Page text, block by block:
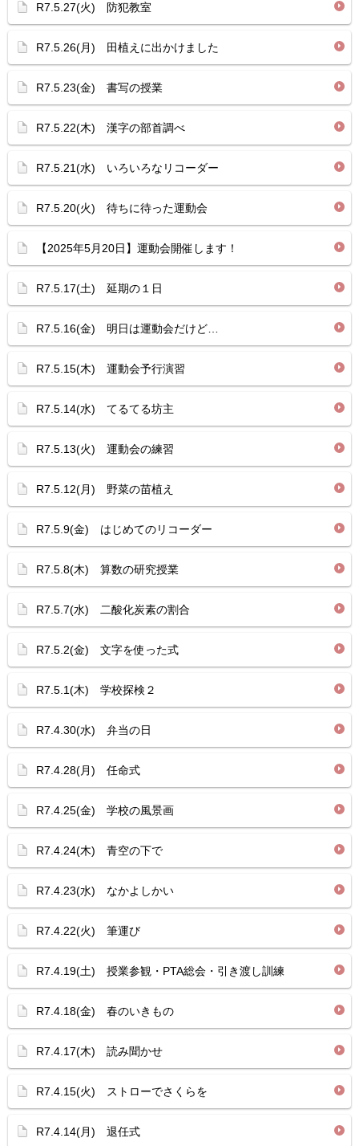
R7.5.27(火) 防犯教室
R7.5.26(月) 田植えに出かけました
R7.5.23(金) 書写の授業
R7.5.22(木) 漢字の部首調べ
R7.5.21(水) いろいろなリコーダー
R7.5.20(火) 待ちに待った運動会
【2025年5月20日】運動会開催します！
R7.5.17(土) 延期の１日
R7.5.16(金) 明日は運動会だけど…
R7.5.15(木) 運動会予行演習
R7.5.14(水) てるてる坊主
R7.5.13(火) 運動会の練習
R7.5.12(月) 野菜の苗植え
R7.5.9(金) はじめてのリコーダー
R7.5.8(木) 算数の研究授業
R7.5.7(水) 二酸化炭素の割合
R7.5.2(金) 文字を使った式
R7.5.1(木) 学校探検２
R7.4.30(水) 弁当の日
R7.4.28(月) 任命式
R7.4.25(金) 学校の風景画
R7.4.24(木) 青空の下で
R7.4.23(水) なかよしかい
R7.4.22(火) 筆運び
R7.4.19(土) 授業参観・PTA総会・引き渡し訓練
R7.4.18(金) 春のいきもの
R7.4.17(木) 読み聞かせ
R7.4.15(火) ストローでさくらを
R7.4.14(月) 退任式